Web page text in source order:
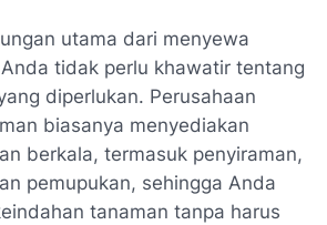
utama dari menyewa
tidak perlu khawatir tentang
diperlukan. Perusahaan
biasanya menyediakan
berkala, termasuk penyiraman,
pemupukan, sehingga Anda
tanaman tanpa harus